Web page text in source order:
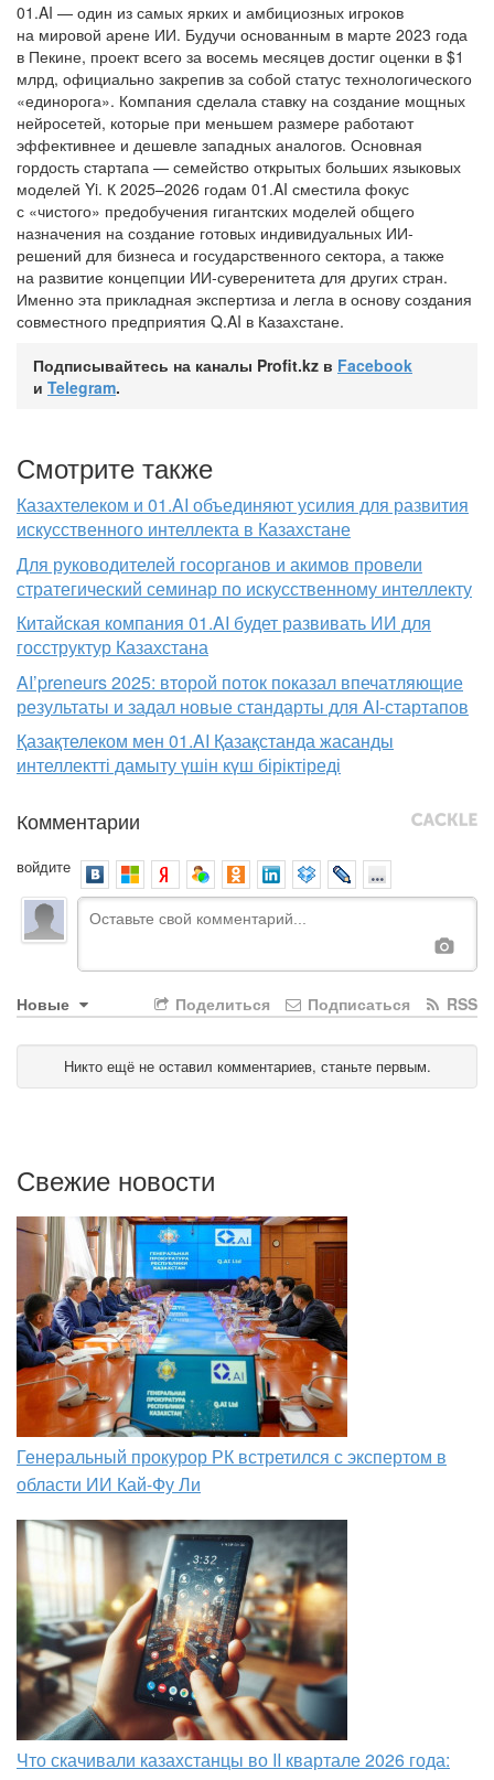
01.AI — один из самых ярких и амбициозных игроков
на мировой арене ИИ. Будучи основанным в марте 2023 года
в Пекине, проект всего за восемь месяцев достиг оценки в $1
млрд, официально закрепив за собой статус технологического
«единорога». Компания сделала ставку на создание мощных
нейросетей, которые при меньшем размере работают
эффективнее и дешевле западных аналогов. Основная
гордость стартапа — семейство открытых больших языковых
моделей Yi. К 2025–2026 годам 01.AI сместила фокус
с «чистого» предобучения гигантских моделей общего
назначения на создание готовых индивидуальных ИИ-
решений для бизнеса и государственного сектора, а также
на развитие концепции ИИ-суверенитета для других стран.
Именно эта прикладная экспертиза и легла в основу создания
совместного предприятия Q.AI в Казахстане.
Подписывайтесь на каналы Profit.kz в Facebook
и Telegram.
Смотрите также
Казахтелеком и 01.AI объединяют усилия для развития
искусственного интеллекта в Казахстане
Для руководителей госорганов и акимов провели
стратегический семинар по искусственному интеллекту
Китайская компания 01.AI будет развивать ИИ для
госструктур Казахстана
AI’preneurs 2025: второй поток показал впечатляющие
результаты и задал новые стандарты для AI-стартапов
Қазақтелеком мен 01.AI Қазақстанда жасанды
интеллектті дамыту үшін күш біріктіреді
Комментарии
войдите
Новые RSS
Подписаться
Поделиться
Никто ещё не оставил комментариев, станьте первым.
Свежие новости
Генеральный прокурор РК встретился с экспертом в
области ИИ Кай-Фу Ли
Что скачивали казахстанцы во II квартале 2026 года: